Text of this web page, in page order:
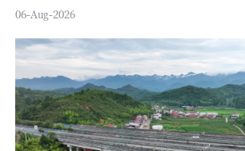
06-Aug-2026